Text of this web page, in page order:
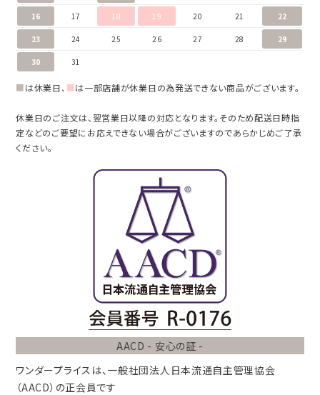
16 17 18 19 20 21 22
23 24 25 26 27 28 29
30 31
■は休業日、 ■は一部店舗が休業日の為発送できない商品がございます。
休業日のご注文は、翌営業日以降の対応となります。そのため配送日時指
定などのご要望にお応えできない場合がございますのであらかじめご了承
ください。
AACD - 安心の証 -
ワンダープライスは、 一般社団法人 日本流通自主管理協会
（AACD） の正会員です